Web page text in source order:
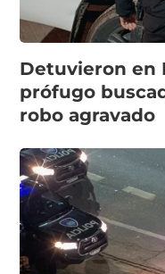
Detuvieron en
prófugo
robo agravado